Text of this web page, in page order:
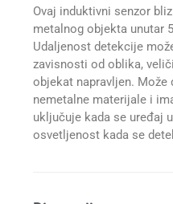
Ovaj induktivni senzor
metalnog objekta unutar
Udaljenost detekcije
zavisnosti od oblika,
objekat napravljen. Može
nemetalne materijale i
uključuje kada se uređaj
osvetljenost kada se